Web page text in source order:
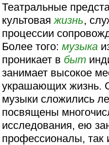
Театральные
культоваяжизнь,
процессии
Более того:музыка
проникает в быт
занимает высокое
украшающих жизнь.
музыки сложились
посвящены
исследования, ею
профессионалы, так